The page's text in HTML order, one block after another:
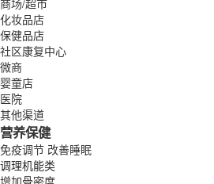
商场/超市
化妆品店
保健品店
社区康复中心
微商
婴童店
医院
其他渠道
营养保健
免疫调节 改善睡眠
调理机能类